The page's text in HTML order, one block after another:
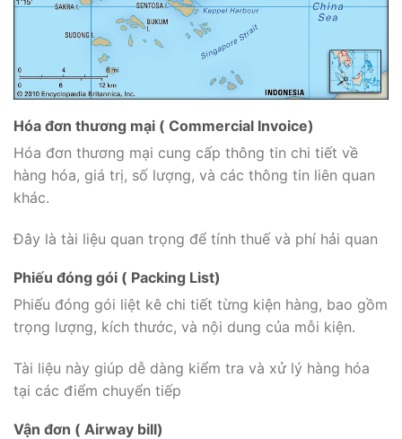
Hóa đơn thương mại ( Commercial Invoice)
Hóa đơn thương mại cung cấp thông tin chi tiết về
hàng hóa, giá trị, số lượng, và các thông tin liên quan
khác.
Đây là tài liệu quan trọng để tính thuế và phí hải quan
Phiếu đóng gói ( Packing List)
Phiếu đóng gói liệt kê chi tiết từng kiện hàng, bao gồm
trọng lượng, kích thước, và nội dung của mỗi kiện.
Tài liệu này giúp dễ dàng kiểm tra và xử lý hàng hóa
tại các điểm chuyển tiếp
Vận đơn ( Airway bill)